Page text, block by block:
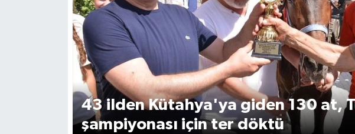
43 ilden Kütahya'ya giden 130 at,
şampiyonası için ter döktü